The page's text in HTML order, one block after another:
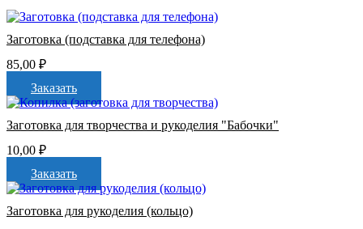
Заготовка (подставка для телефона)
85,00 ₽
Заказать
Заготовка для творчества и рукоделия "Бабочки"
10,00 ₽
Заказать
Заготовка для рукоделия (кольцо)